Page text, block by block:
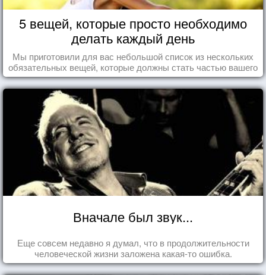
5 вещей, которые просто необходимо
делать каждый день
Мы приготовили для вас небольшой список из нескольких
обязательных вещей, которые должны стать частью вашего
дня.
Вначале был звук...
Еще совсем недавно я думал, что в продолжительности
человеческой жизни заложена какая-то ошибка.